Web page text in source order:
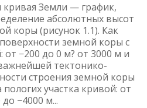
кривая Земли — график,
абсолютных высот
коры (рисунок 1.1). Как
земной коры с
−200 до 0 м? от 3000 м и
тектонико-
строения земной коры
участка кривой: от
до −4000 м...